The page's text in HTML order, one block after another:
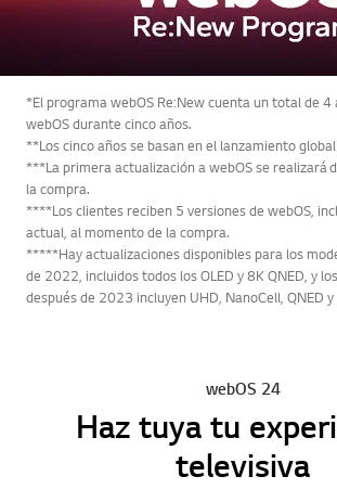
*El programa webOS Re:New cuenta un total de 4
webOS durante cinco años.
**Los cinco años se basan en el lanzamiento
***La primera actualización a webOS se realizará
la compra.
****Los clientes reciben 5 versiones de webOS,
actual, al momento de la compra.
*****Hay actualizaciones disponibles para los
de 2022, incluidos todos los OLED y 8K QNED, y
después de 2023 incluyen UHD, NanoCell, QNED y
webOS 24
Haz tuya tu
televisiva